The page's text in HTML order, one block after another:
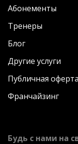
Абонементы
Тренеры
Блог
Другие услуги
Публичная оферта
Франчайзинг
Будь с нами на